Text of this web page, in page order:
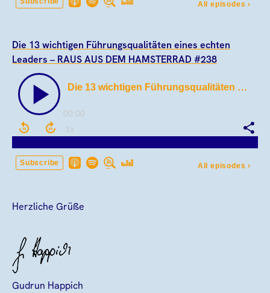
Die 13 wichtigen Führungsqualitäten eines echten
Leaders – RAUS AUS DEM HAMSTERRAD #238
Herzliche Grüße
Gudrun Happich